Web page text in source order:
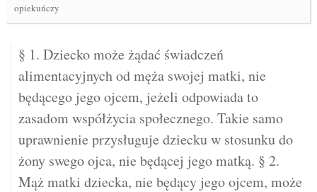
opiekuńczy
§ 1. Dziecko może żądać świadczeń
alimentacyjnych od męża swojej matki, nie
będącego jego ojcem, jeżeli odpowiada to
zasadom współżycia społecznego. Takie samo
uprawnienie przysługuje dziecku w stosunku do
żony swego ojca, nie będącej jego matką. § 2.
Mąż matki dziecka, nie będący jego ojcem, może